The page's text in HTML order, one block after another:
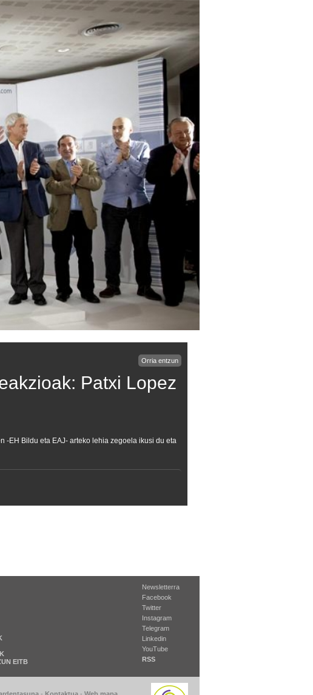
Orria entzun
Patxi Lopez
-EH Bildu eta EAJ- arteko lehia zegoela ikusi du eta
EITB
Newsletterra
Facebook
Twitter
Instagram
Telegram
Linkedin
YouTube
RSS